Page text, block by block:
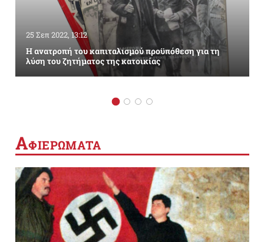
25 Σεπ 2022, 13:12
Η ανατροπή του καπιταλισμού προϋπόθεση για τη
λύση του ζητήματος της κατοικίας
ΑΦΙΕΡΩΜΑΤΑ